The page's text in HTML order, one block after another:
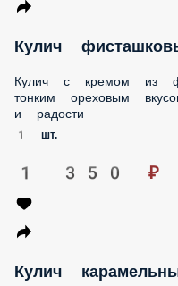
Кулич
Кулич с кремом из
тонким ореховым
и радости
1 шт.
1 350 ₽
Кулич карамельный